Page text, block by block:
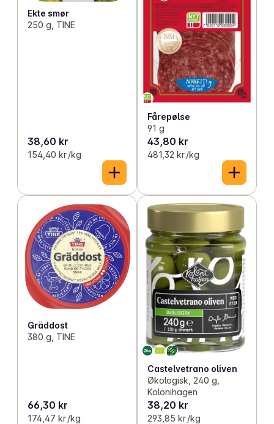
Ekte smør
250 g, TINE
38,60 kr
154,40 kr /kg
Fårepølse
91 g
43,80 kr
481,32 kr /kg
Gräddost
380 g, TINE
66,30 kr
174,47 kr /kg
Castelvetrano oliven
Økologisk, 240 g,
Kolonihagen
38,20 kr
293,85 kr /kg